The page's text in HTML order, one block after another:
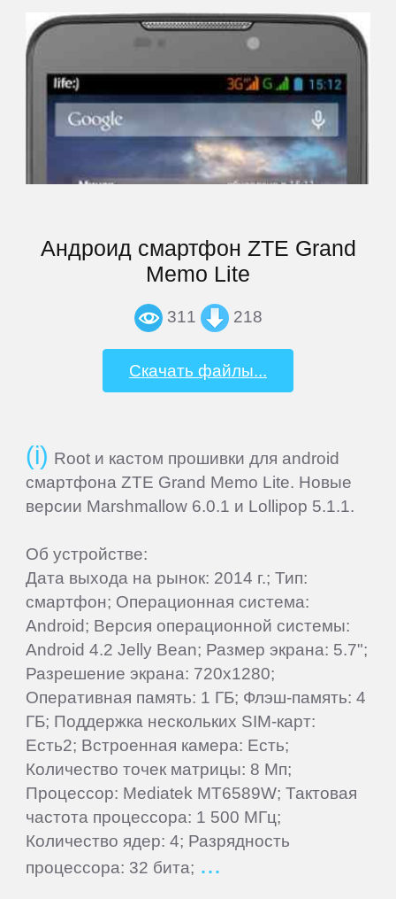
Андроид смартфон ZTE Grand
Memo Lite
311 218
Скачать файлы...
Root и кастом прошивки для android
смартфона ZTE Grand Memo Lite. Новые
версии Marshmallow 6.0.1 и Lollipop 5.1.1.
Об устройстве:
Дата выхода на рынок: 2014 г.; Тип:
смартфон; Операционная система:
Android; Версия операционной системы:
Android 4.2 Jelly Bean; Размер экрана: 5.7";
Разрешение экрана: 720x1280;
Оперативная память: 1 ГБ; Флэш-память: 4
ГБ; Поддержка нескольких SIM-карт:
Есть2; Встроенная камера: Есть;
Количество точек матрицы: 8 Мп;
Процессор: Mediatek MT6589W; Тактовая
частота процессора: 1 500 МГц;
Количество ядер: 4; Разрядность
процессора: 32 бита;
Prology
QUMO
Rolsen
SeeMax
Smarty
Sony
Starway
Sunlink
Supra
TELEFUNKEN